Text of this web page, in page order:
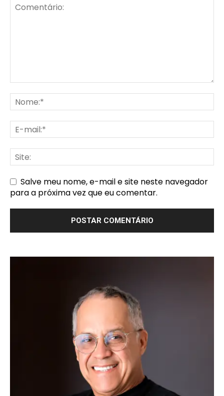
Salve meu nome, e-mail e site neste navegador
para a próxima vez que eu comentar.